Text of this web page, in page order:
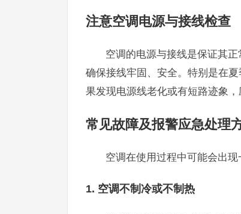
注意空调电源与接线检查
空调的电源与接线是保证其
确保接线牢固、安全。特别是在
果发现电源线老化或有短路迹象
常见故障及报警应急处理
空调在使用过程中可能会出
1. 空调不制冷或不制热